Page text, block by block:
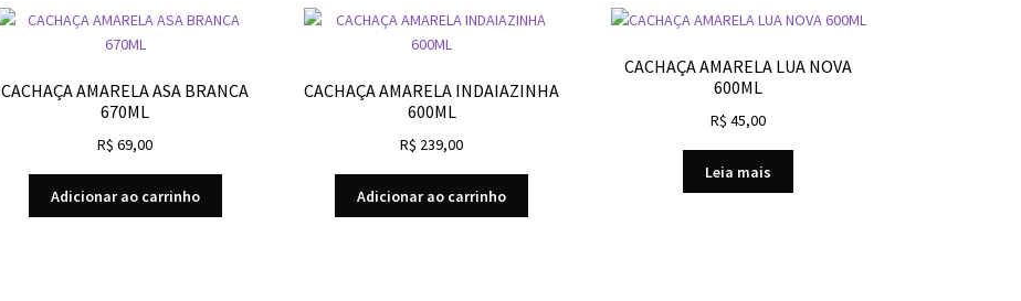
CACHAÇA AMARELA ASA BRANCA
670ML
R$ 69,00
Adicionar ao carrinho
CACHAÇA AMARELA INDAIAZINHA
600ML
R$ 239,00
Adicionar ao carrinho
CACHAÇA AMARELA LUA NOVA
600ML
R$ 45,00
Leia mais